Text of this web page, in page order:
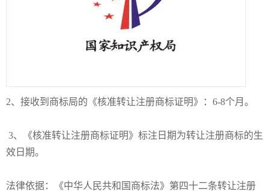
2、 接收到商标局的《核准转让注册商标证明》： 6-8个月。
3、《核准转让注册商标证明》标注日期为转让注册商标的生
效日期。
法律依据：《中华人民共和国商标法》第四十二条转让注册